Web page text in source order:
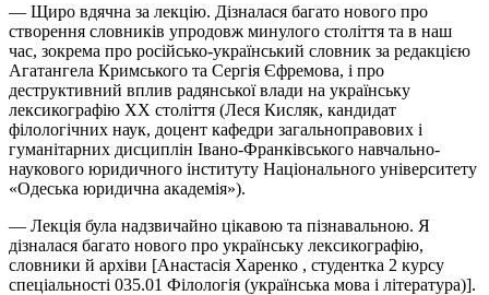
— Щиро вдячна за лекцію. Дізналася багато нового про
створення словників упродовж минулого століття та в наш
час, зокрема про російсько-український словник за редакцією
Агатангела Кримського та Сергія Єфремова, і про
деструктивний вплив радянської влади на українську
лексикографію XX століття (Леся Кисляк, кандидат
філологічних наук, доцент кафедри загальноправових і
гуманітарних дисциплін Івано-Франківського навчально-
наукового юридичного інституту Національного університету
«Одеська юридична академія»).
— Лекція була надзвичайно цікавою та пізнавальною. Я
дізналася багато нового про українську лексикографію,
словники й архіви [Анастасія Харенко , студентка 2 курсу
спеціальності 035.01 Філологія (українська мова і література)].